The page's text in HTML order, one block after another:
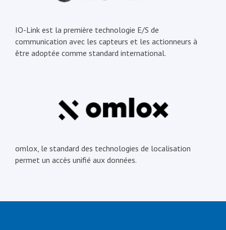
IO-Link est la première technologie E/S de
communication avec les capteurs et les actionneurs à
être adoptée comme standard international.
omlox, le standard des technologies de localisation
permet un accès unifié aux données.